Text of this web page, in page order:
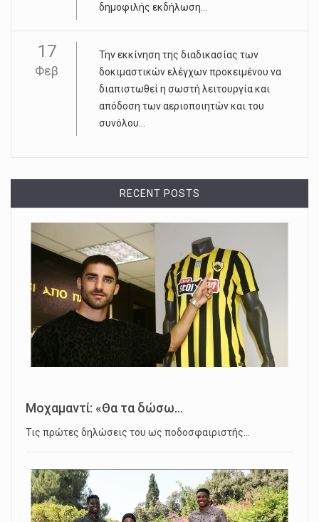
δημοφιλής εκδήλωση...
17
Φεβ
Την εκκίνηση της διαδικασίας των
δοκιμαστικών ελέγχων προκειμένου να
διαπιστωθεί η σωστή λειτουργία και
απόδοση των αεριοποιητών και του
συνόλου...
RECENT POSTS
Μοχαμαντί: «Θα τα δώσω...
Τις πρώτες δηλώσεις του ως ποδοσφαιριστής…